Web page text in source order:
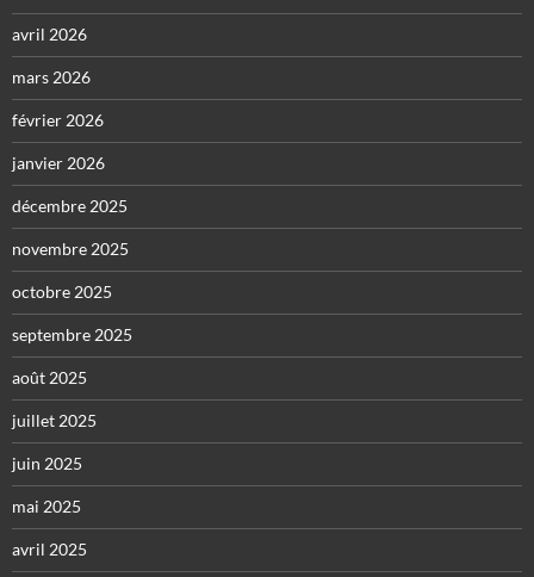
avril 2026
mars 2026
février 2026
janvier 2026
décembre 2025
novembre 2025
octobre 2025
septembre 2025
août 2025
juillet 2025
juin 2025
mai 2025
avril 2025